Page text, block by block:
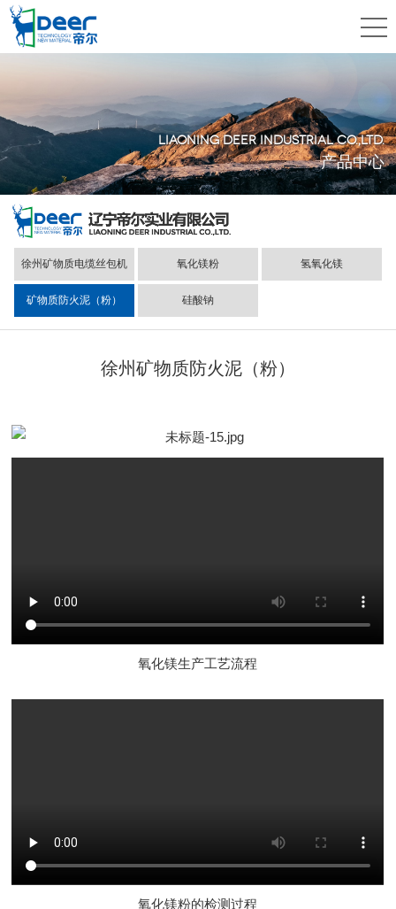
LIAONING DEER INDUSTRIAL CO.,LTD.
产品中心
徐州矿物质电缆丝包机 氧化镁粉 氢氧化镁
矿物质防火泥（粉） 硅酸钠
徐州矿物质防火泥（粉）
氧化镁生产工艺流程
氧化镁粉的检测过程